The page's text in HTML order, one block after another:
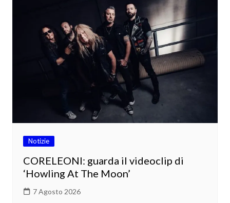
Notizie
CORELEONI: guarda il videoclip di
‘Howling At The Moon’
7 Agosto 2026